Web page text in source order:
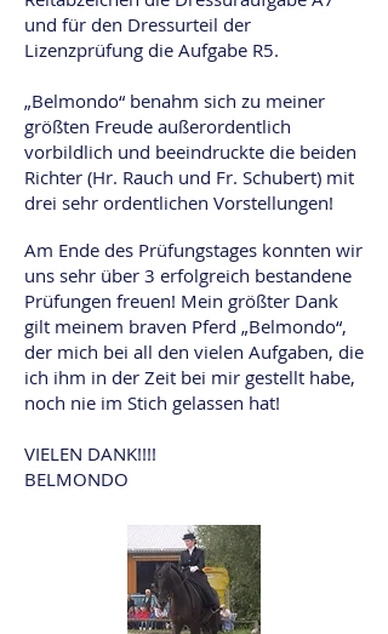
und für den Dressurteil der
Lizenzprüfung die Aufgabe R5.
„Belmondo“ benahm sich zu meiner
größten Freude außerordentlich
vorbildlich und beeindruckte die beiden
Richter (Hr. Rauch und Fr. Schubert) mit
drei sehr ordentlichen Vorstellungen!
Am Ende des Prüfungstages konnten wir
uns sehr über 3 erfolgreich bestandene
Prüfungen freuen! Mein größter Dank
gilt meinem braven Pferd „Belmondo“,
der mich bei all den vielen Aufgaben, die
ich ihm in der Zeit bei mir gestellt habe,
noch nie im Stich gelassen hat!
VIELEN DANK!!!!
BELMONDO